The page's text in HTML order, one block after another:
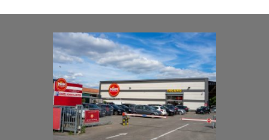
€ 1.850,00.€ 1.650,00.